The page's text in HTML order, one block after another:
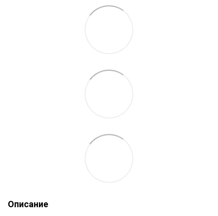
Описание